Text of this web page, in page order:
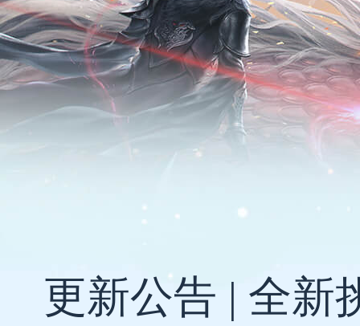
更新公告 | 全新